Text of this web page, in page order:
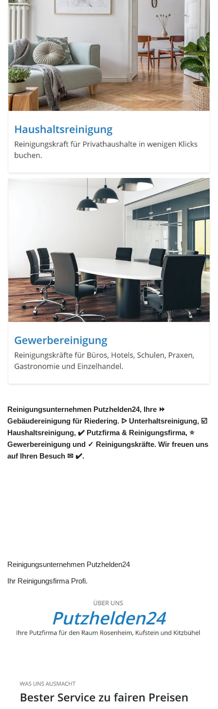
Reinigungsunternehmen Putzhelden24, Ihre ⏩
Gebäudereinigung für Riedering. ᐅ Unterhaltsreinigung, ☑️
Haushaltsreinigung, ✔️ Putzfirma & Reinigungsfirma, ⭐
Gewerbereinigung und ✓ Reinigungskräfte. Wir freuen uns
auf Ihren Besuch ✉ ✔️.
Reinigungsunternehmen Putzhelden24
Ihr Reinigungsfirma Profi.